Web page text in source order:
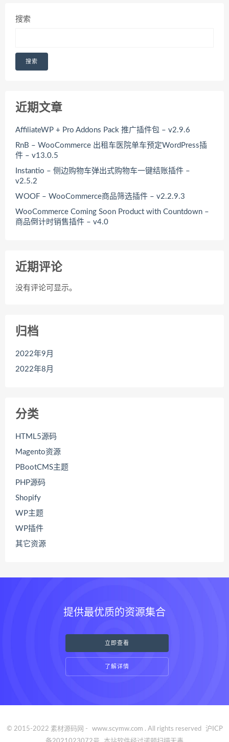
搜索
搜索
近期文章
AffiliateWP + Pro Addons Pack 推广插件包 – v2.9.6
RnB – WooCommerce 出租车医院单车预定WordPress插
件 – v13.0.5
Instantio – 侧边购物车弹出式购物车一键结账插件 –
v2.5.2
WOOF – WooCommerce商品筛选插件 – v2.2.9.3
WooCommerce Coming Soon Product with Countdown –
商品倒计时销售插件 – v4.0
近期评论
没有评论可显示。
归档
2022年9月
2022年8月
分类
HTML5源码
Magento资源
PBootCMS主题
PHP源码
Shopify
WP主题
WP插件
其它资源
提供最优质的资源集合
立即查看
了解详情
© 2015-2022 素材源码网 - www.scymw.com . All rights reserved
沪ICP